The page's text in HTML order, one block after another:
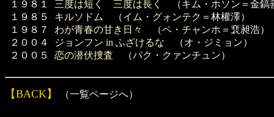
１９８１
１９８５
１９８７
２００４
２００５
三度は短く 三度は長く
（キム・ホソン ＝金鎬
キルソドム
（イム・グォンテク ＝林權澤）
わが青春の甘き日々
（ペ・チャンホ ＝裵昶浩）
ジョンフン in ふざけるな （オ・ジミョン）
恋の潜伏捜査 （パク・クァンチュン）
【BACK】 （一覧ページへ）